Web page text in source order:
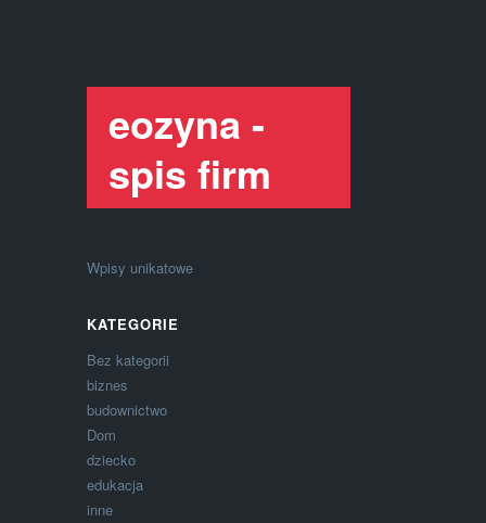
eozyna -
spis firm
Wpisy unikatowe
KATEGORIE
Bez kategorii
biznes
budownictwo
Dom
dziecko
edukacja
inne